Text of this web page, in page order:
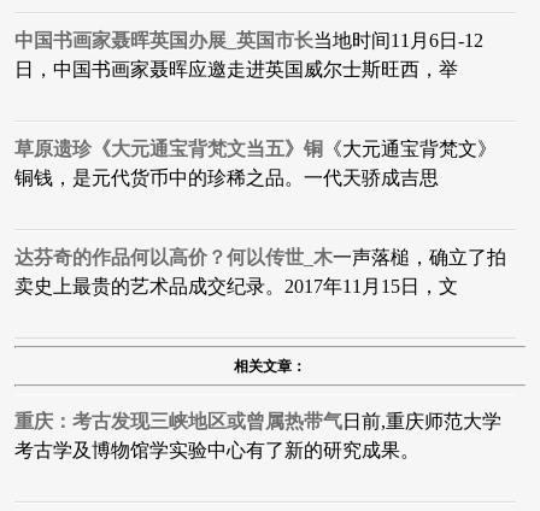
中国书画家聂晖英国办展_英国市长当地时间11月6日-12
日，中国书画家聂晖应邀走进英国威尔士斯旺西，举
草原遗珍《大元通宝背梵文当五》铜
《大元通宝背梵文》
铜钱，是元代货币中的珍稀之品。一代天骄成吉思
达芬奇的作品何以高价？何以传世_木一声落槌，确立了拍
卖史上最贵的艺术品成交纪录。2017年11月15日，文
相关文章：
重庆：考古发现三峡地区或曾属热带气日前,重庆师范大学
考古学及博物馆学实验中心有了新的研究成果。